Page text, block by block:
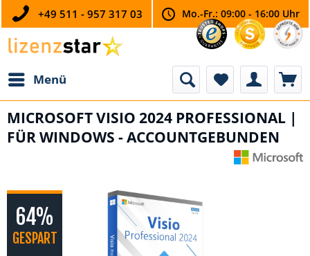
+49 511 - 957 317 03 Mo.-Fr.: 09:00 - 16:00 Uhr
Menü
MICROSOFT VISIO 2024 PROFESSIONAL |
FÜR WINDOWS - ACCOUNTGEBUNDEN
64%
GESPART